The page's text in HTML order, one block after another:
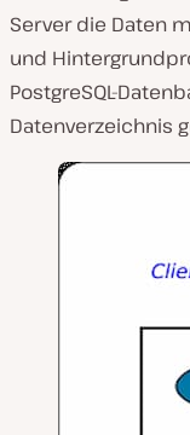
Server die Daten
und
PostgreSQL-
Datenverzeichnis